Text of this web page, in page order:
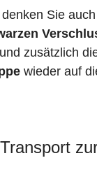
Sie
zusätzlich
wieder auf